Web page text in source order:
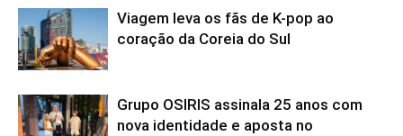
Viagem leva os fãs de K-pop ao
coração da Coreia do Sul
Grupo OSIRIS assinala 25 anos com
nova identidade e aposta no